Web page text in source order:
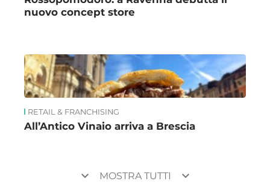
nuovo concept store
RETAIL & FRANCHISING
All’Antico Vinaio arriva a Brescia
keyboard_arrow_down MOSTRA TUTTI keyboard_arrow_down